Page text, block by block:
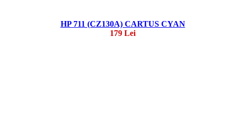
HP 711 (CZ130A) CARTUS CYAN
179 Lei